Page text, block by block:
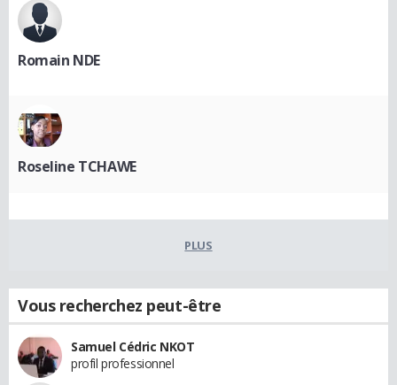
Romain NDE
Roseline TCHAWE
PLUS
Vous recherchez peut-être
Samuel Cédric NKOT
profil professionnel